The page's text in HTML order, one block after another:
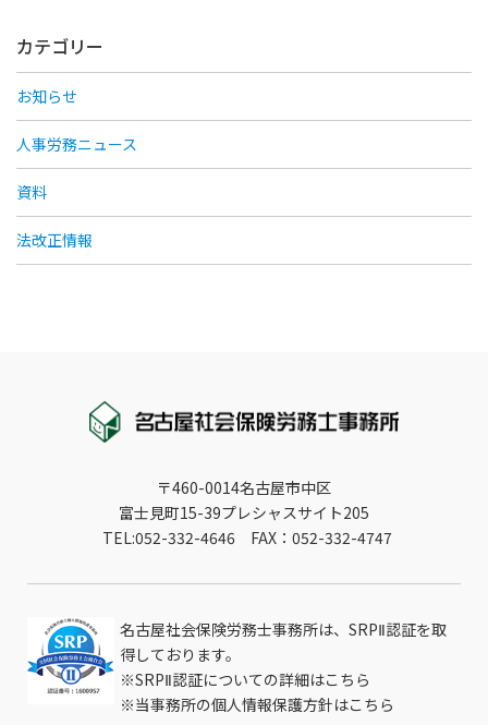
カテゴリー
お知らせ
人事労務ニュース
資料
法改正情報
〒460-0014名古屋市中区
富士見町15-39プレシャスサイト205
TEL:052-332-4646 FAX：052-332-4747
名古屋社会保険労務士事務所は、SRPⅡ認証を取
得しております。
※SRPⅡ認証についての詳細はこちら
※当事務所の個人情報保護方針はこちら